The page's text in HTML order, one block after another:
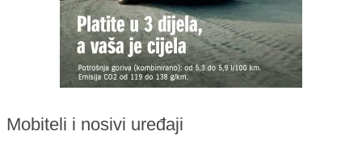
Mobiteli i nosivi uređaji